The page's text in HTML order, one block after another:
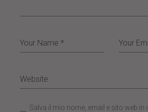
Salva il mio nome, email e sito web